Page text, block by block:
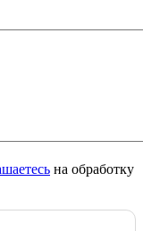
на обработку